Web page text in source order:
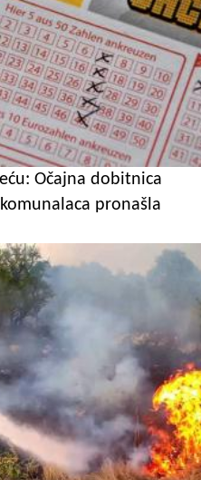
Očajna dobitnica
pronašla